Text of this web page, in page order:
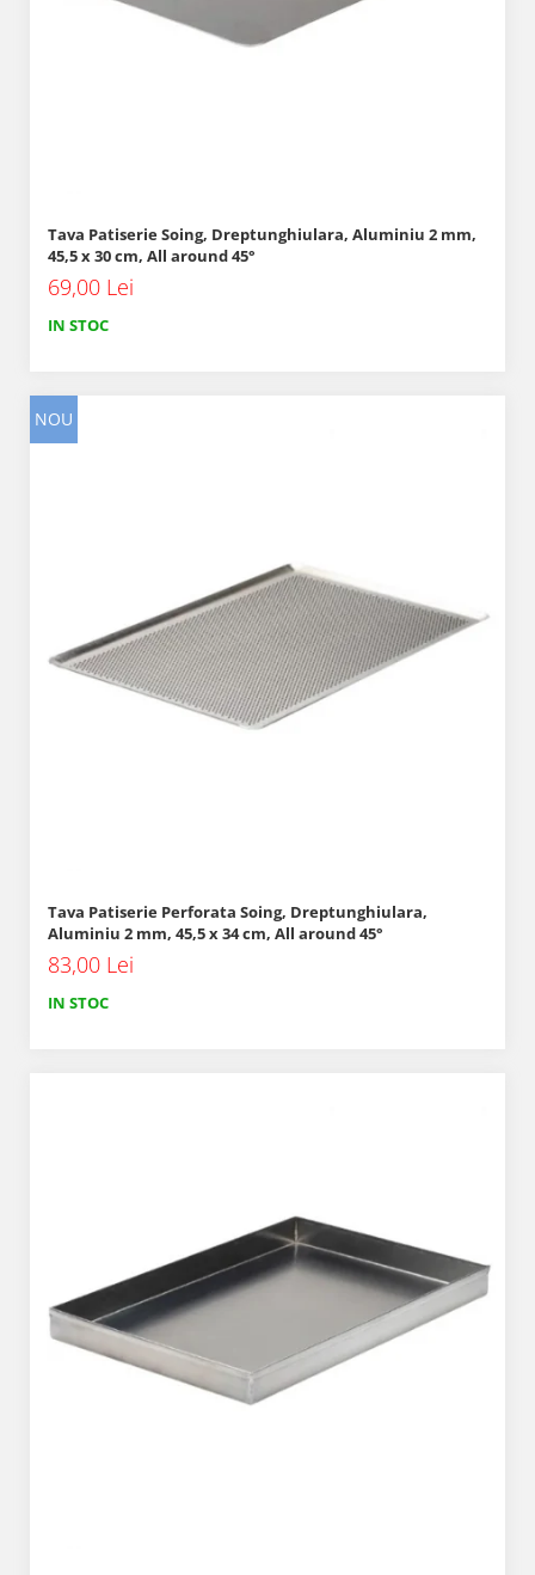
Tava Patiserie Soing, Dreptunghiulara, Aluminiu 2 mm,
45,5 x 30 cm, All around 45°
69,00 Lei
IN STOC
NOU
Tava Patiserie Perforata Soing, Dreptunghiulara,
Aluminiu 2 mm, 45,5 x 34 cm, All around 45°
83,00 Lei
IN STOC